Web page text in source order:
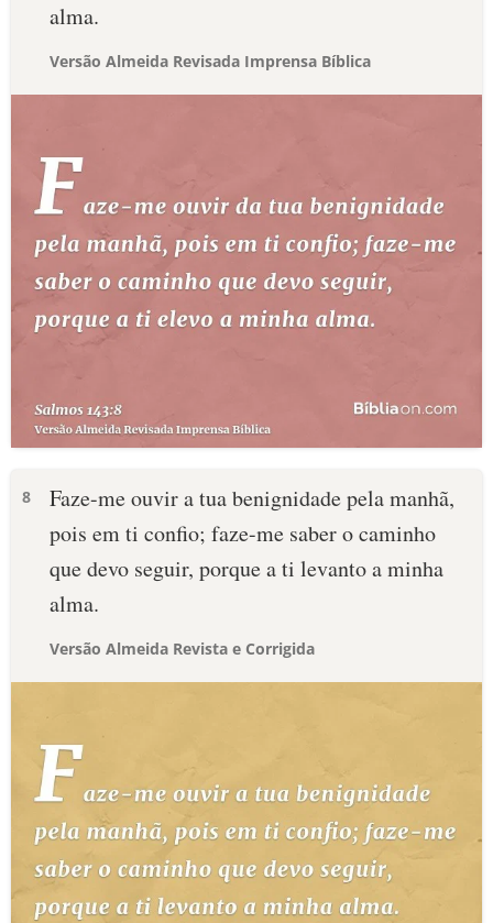
alma.
Versão Almeida Revisada Imprensa Bíblica
8
Faze-me ouvir a tua benignidade pela manhã,
pois em ti confio; faze-me saber o caminho
que devo seguir, porque a ti levanto a minha
alma.
Versão Almeida Revista e Corrigida